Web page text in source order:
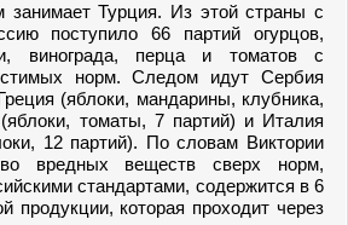
занимает Турция. Из этой страны с
поступило 66 партий огурцов,
винограда, перца и томатов с
норм. Следом идут Сербия
(яблоки, мандарины, клубника,
томаты, 7 партий) и Италия
12 партий). По словам Виктории
вредных веществ сверх норм,
стандартами, содержится в 6
продукции, которая проходит через